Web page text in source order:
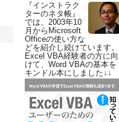
『インストラク
ターのネタ帳』
では、2003年10
月からMicrosoft
Officeの使い方な
どを紹介し続けています。
Excel VBA経験者の方に向
けて、Word VBAの基本を
キンドル本にしました↓↓